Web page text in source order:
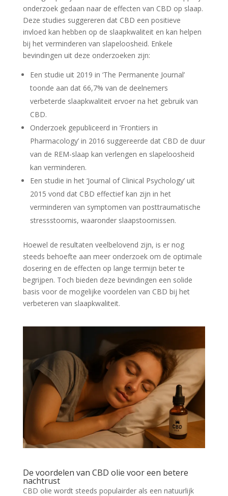
onderzoek gedaan naar de effecten van CBD op slaap.
Deze studies suggereren dat CBD een positieve
invloed kan hebben op de slaapkwaliteit en kan helpen
bij het verminderen van slapeloosheid. Enkele
bevindingen uit deze onderzoeken zijn:
Een studie uit 2019 in ‘The Permanente Journal’
toonde aan dat 66,7% van de deelnemers
verbeterde slaapkwaliteit ervoer na het gebruik van
CBD.
Onderzoek gepubliceerd in ‘Frontiers in
Pharmacology’ in 2016 suggereerde dat CBD de duur
van de REM-slaap kan verlengen en slapeloosheid
kan verminderen.
Een studie in het ‘Journal of Clinical Psychology’ uit
2015 vond dat CBD effectief kan zijn in het
verminderen van symptomen van posttraumatische
stressstoornis, waaronder slaapstoornissen.
Hoewel de resultaten veelbelovend zijn, is er nog
steeds behoefte aan meer onderzoek om de optimale
dosering en de effecten op lange termijn beter te
begrijpen. Toch bieden deze bevindingen een solide
basis voor de mogelijke voordelen van CBD bij het
verbeteren van slaapkwaliteit.
De voordelen van CBD olie voor een betere
nachtrust
CBD olie wordt steeds populairder als een natuurlijk